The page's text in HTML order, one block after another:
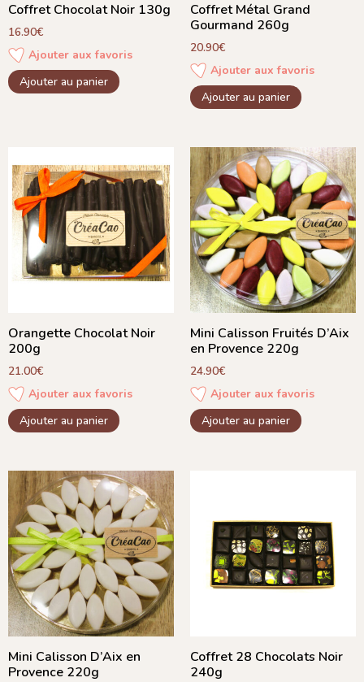
Coffret Chocolat Noir 130g
16.90€
Ajouter aux favoris
Ajouter au panier
Coffret Métal Grand
Gourmand 260g
20.90€
Ajouter aux favoris
Ajouter au panier
Orangette Chocolat Noir
200g
21.00€
Ajouter aux favoris
Ajouter au panier
Mini Calisson Fruités D’Aix
en Provence 220g
24.90€
Ajouter aux favoris
Ajouter au panier
Mini Calisson D’Aix en
Provence 220g
Coffret 28 Chocolats Noir
240g